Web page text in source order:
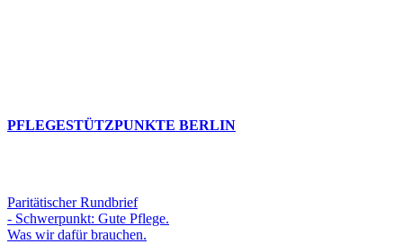
PFLEGESTÜTZPUNKTE BERLIN
Paritätischer Rundbrief
- Schwerpunkt: Gute Pflege.
Was wir dafür brauchen.